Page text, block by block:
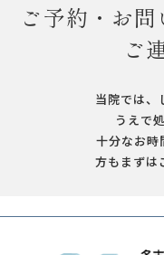
ご予約・お
ご
当院では、
うえで
十分なお時
方もまずは